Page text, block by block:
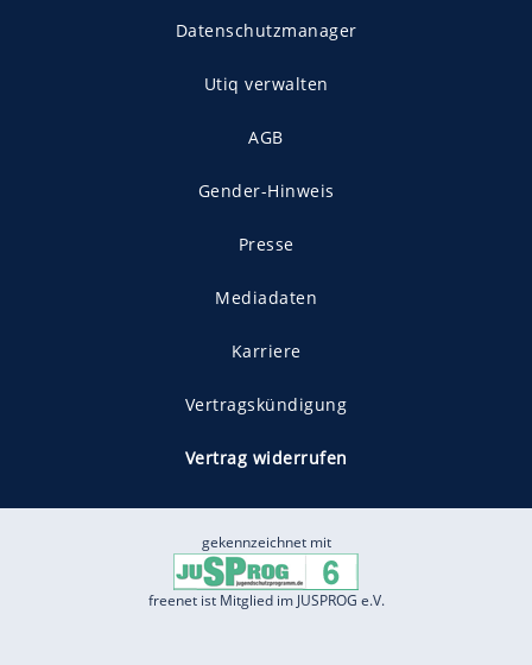
Datenschutzmanager
Utiq verwalten
AGB
Gender-Hinweis
Presse
Mediadaten
Karriere
Vertragskündigung
Vertrag widerrufen
gekennzeichnet mit
freenet ist Mitglied im JUSPROG e.V.